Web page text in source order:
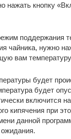
нажать кнопку
поддержания
чайника, нужно
вам
будет
будет
включится
кипячения при
данной